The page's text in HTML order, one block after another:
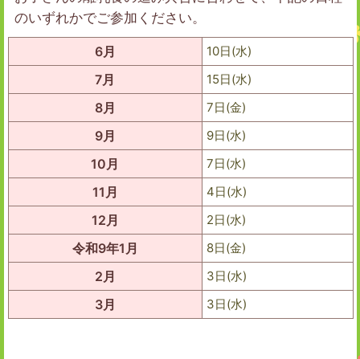
のいずれかでご参加ください。
6月 10日(水)
7月 15日(水)
8月 7日(金)
9月 9日(水)
10月 7日(水)
11月 4日(水)
12月 2日(水)
令和9年1月 8日(金)
2月 3日(水)
3月 3日(水)